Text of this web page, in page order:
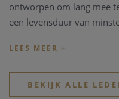
ontworpen om lang mee
een levensduur van
De originele
Cardprotector beschermt
Door het gebruik van
BEKIJK ALLE